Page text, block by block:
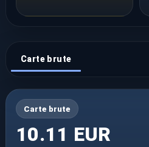
Carte brute
Carte brute
10.11 EUR